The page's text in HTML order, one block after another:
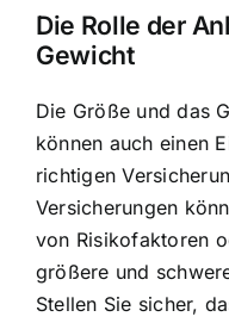
Die Rolle der
Gewicht
Die Größe und das
können auch einen
richtigen
Versicherungen
von Risikofaktoren
größere und
Stellen Sie sicher,